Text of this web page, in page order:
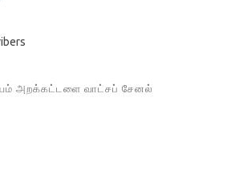
அறக்கட்டளை வாட்சப் சேனல்